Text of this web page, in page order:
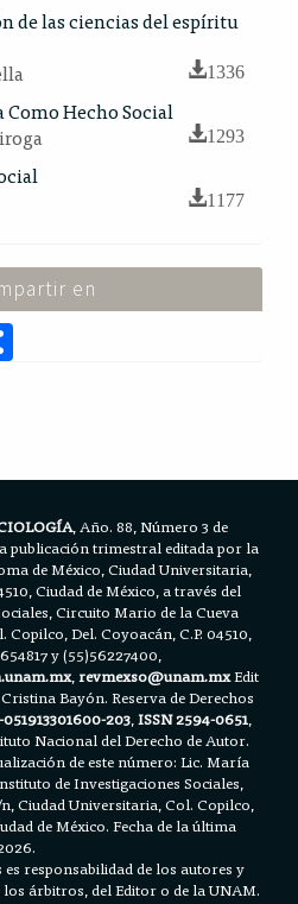
de las ciencias del espíritu
1336
Hecho Social
1293
1177
en
, Año. 88, Número 3 de
publicación trimestral editada por la
de México, Ciudad Universitaria,
Ciudad de México, a través del
Circuito Mario de la Cueva
Del. Coyoacán, C.P. 04510,
y (55)56227400,
,revmexso@unam.mxEdit
Bayón. Reserva de Derechos
203,ISSN 2594-0651,
Nacional del Derecho de Autor.
de este número: Lic. María
de Investigaciones Sociales,
Ciudad Universitaria, Col. Copilco,
de México. Fecha de la última
responsabilidad de los autores y
árbitros, del Editor o de la UNAM.